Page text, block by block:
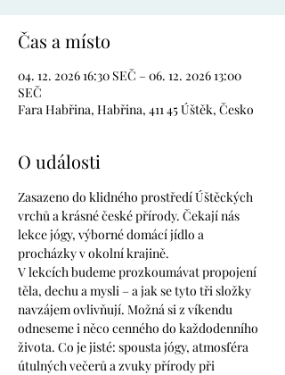
Čas a místo
04. 12. 2026 16:30 SEČ – 06. 12. 2026 13:00
SEČ
Fara Habřina, Habřina, 411 45 Úštěk, Česko
O události
Zasazeno do klidného prostředí Úštěckých
vrchů a krásné české přírody. Čekají nás
lekce jógy, výborné domácí jídlo a
procházky v okolní krajině.
V lekcích budeme prozkoumávat propojení
těla, dechu a mysli – a jak se tyto tři složky
navzájem ovlivňují. Možná si z víkendu
odneseme i něco cenného do každodenního
života. Co je jisté: spousta jógy, atmosféra
útulných večerů a zvuky přírody při